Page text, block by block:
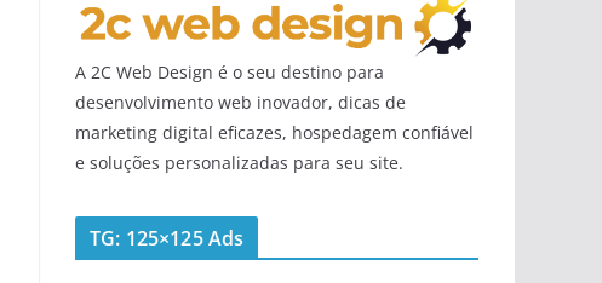
A 2C Web Design é o seu destino para
desenvolvimento web inovador, dicas de
marketing digital eficazes, hospedagem confiável
e soluções personalizadas para seu site.
TG: 125×125 Ads